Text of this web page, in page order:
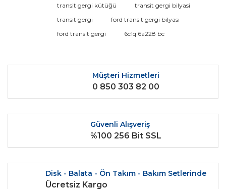
Bu ürüne ilk yorumu siz yapın!
Yorum Yaz
kullanarak tarafımıza iletebilirsiniz.
Görüş ve önerileriniz için teşekkür ederiz.
Ürün bilgilerinde hatalar bulunuyor.
Ürün fiyatı diğer sitelerden daha pahalı.
Bu ürüne benzer farklı alternatifler olmalı.
transit gergi kütüğü
transit gergi bilyasi
transit gergi
ford transit gergi bilyası
ford transit gergi
6c1q 6a228 bc
Müşteri Hizmetleri
0 850 303 82 00
Güvenli Alışveriş
%100 256 Bit SSL
Disk - Balata - Ön Takım - Bakım Setlerinde
Ücretsiz Kargo